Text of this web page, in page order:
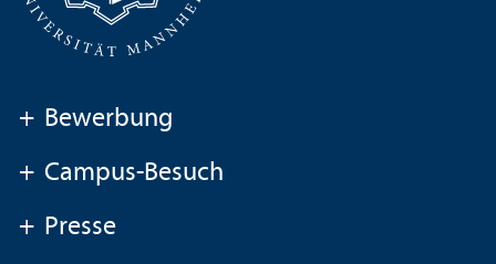
+ Bewerbung
+ Campus-Besuch
+ Presse